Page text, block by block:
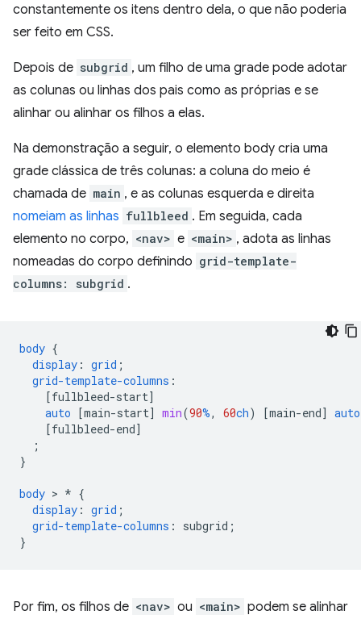
constantemente os itens dentro dela, o que não poderia
ser feito em CSS.
Depois de subgrid , um filho de uma grade pode adotar
as colunas ou linhas dos pais como as próprias e se
alinhar ou alinhar os filhos a elas.
Na demonstração a seguir, o elemento body cria uma
grade clássica de três colunas: a coluna do meio é
chamada de main , e as colunas esquerda e direita
nomeiam as linhas fullbleed . Em seguida, cada
elemento no corpo, <nav> e <main> , adota as linhas
nomeadas do corpo definindo grid-template-
columns: subgrid .
body {
display : grid ;
grid-template-columns :
[fullbleed-start]
auto [main-start] min(90%, 60ch) [main-end] auto
[fullbleed-end]
;
}
body > * {
display : grid ;
grid-template-columns : subgrid ;
}
Por fim, os filhos de <nav> ou <main> podem se alinhar